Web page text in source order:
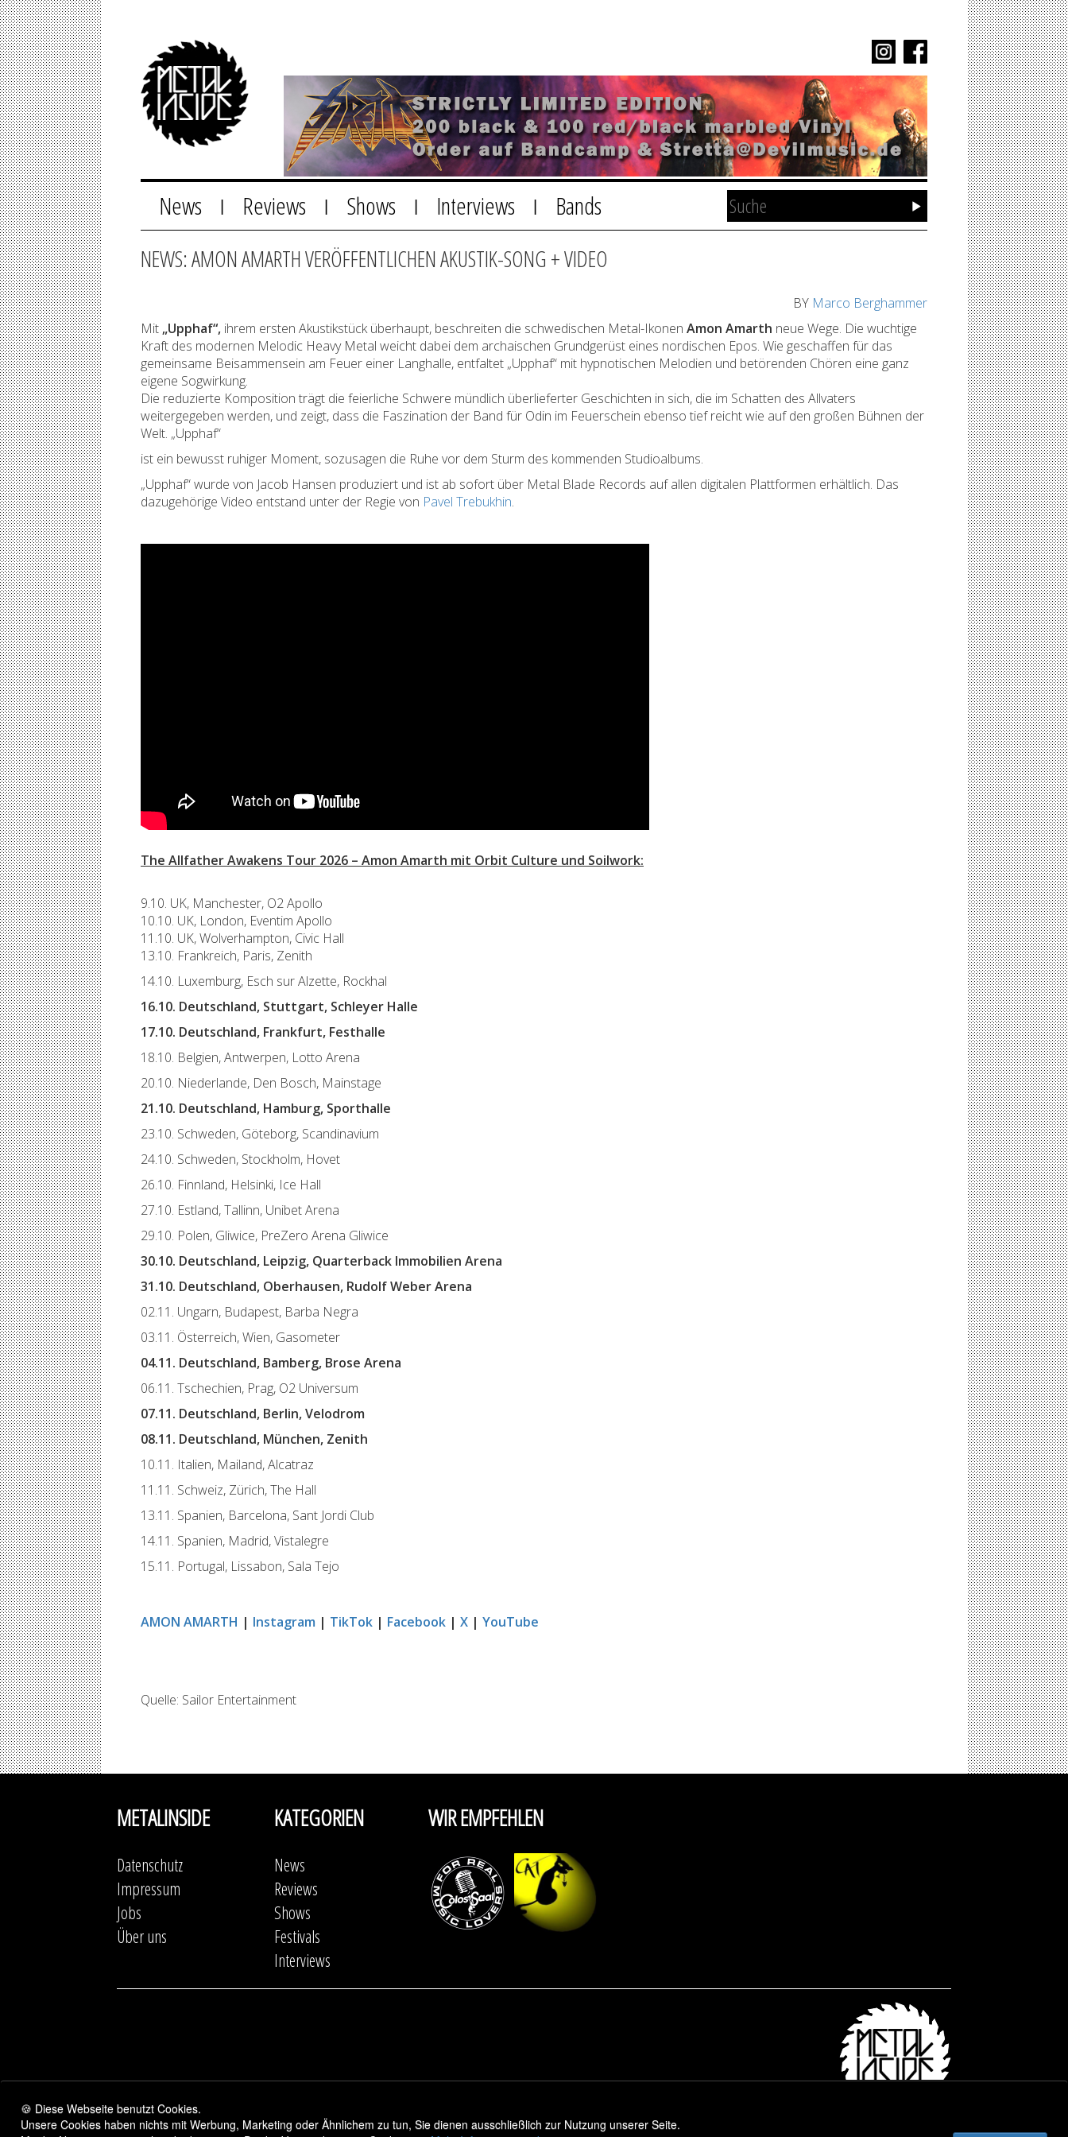
News Reviews Shows Interviews Bands
NEWS: AMON AMARTH VERÖFFENTLICHEN AKUSTIK-SONG + VIDEO
BY Marco Berghammer
Mit „Upphaf“, ihrem ersten Akustikstück überhaupt, beschreiten die schwedischen Metal-Ikonen Amon Amarth neue Wege. Die wuchtige
Kraft des modernen Melodic Heavy Metal weicht dabei dem archaischen Grundgerüst eines nordischen Epos. Wie geschaffen für das
gemeinsame Beisammensein am Feuer einer Langhalle, entfaltet „Upphaf“ mit hypnotischen Melodien und betörenden Chören eine ganz
eigene Sogwirkung.
Die reduzierte Komposition trägt die feierliche Schwere mündlich überlieferter Geschichten in sich, die im Schatten des Allvaters
weitergegeben werden, und zeigt, dass die Faszination der Band für Odin im Feuerschein ebenso tief reicht wie auf den großen Bühnen der
Welt. „Upphaf“
ist ein bewusst ruhiger Moment, sozusagen die Ruhe vor dem Sturm des kommenden Studioalbums.
„Upphaf“ wurde von Jacob Hansen produziert und ist ab sofort über Metal Blade Records auf allen digitalen Plattformen erhältlich. Das
dazugehörige Video entstand unter der Regie von Pavel Trebukhin.
The Allfather Awakens Tour 2026 – Amon Amarth mit Orbit Culture und Soilwork:
9.10. UK, Manchester, O2 Apollo
10.10. UK, London, Eventim Apollo
11.10. UK, Wolverhampton, Civic Hall
13.10. Frankreich, Paris, Zenith
14.10. Luxemburg, Esch sur Alzette, Rockhal
16.10. Deutschland, Stuttgart, Schleyer Halle
17.10. Deutschland, Frankfurt, Festhalle
18.10. Belgien, Antwerpen, Lotto Arena
20.10. Niederlande, Den Bosch, Mainstage
21.10. Deutschland, Hamburg, Sporthalle
23.10. Schweden, Göteborg, Scandinavium
24.10. Schweden, Stockholm, Hovet
26.10. Finnland, Helsinki, Ice Hall
27.10. Estland, Tallinn, Unibet Arena
29.10. Polen, Gliwice, PreZero Arena Gliwice
30.10. Deutschland, Leipzig, Quarterback Immobilien Arena
31.10. Deutschland, Oberhausen, Rudolf Weber Arena
02.11. Ungarn, Budapest, Barba Negra
03.11. Österreich, Wien, Gasometer
04.11. Deutschland, Bamberg, Brose Arena
06.11. Tschechien, Prag, O2 Universum
07.11. Deutschland, Berlin, Velodrom
08.11. Deutschland, München, Zenith
10.11. Italien, Mailand, Alcatraz
11.11. Schweiz, Zürich, The Hall
13.11. Spanien, Barcelona, Sant Jordi Club
14.11. Spanien, Madrid, Vistalegre
15.11. Portugal, Lissabon, Sala Tejo
AMON AMARTH | Instagram | TikTok | Facebook | X | YouTube
Quelle: Sailor Entertainment
METALINSIDE
Datenschutz
Impressum
Jobs
Über uns
KATEGORIEN
News
Reviews
Shows
Festivals
Interviews
WIR EMPFEHLEN
🍪 Diese Webseite benutzt Cookies.
Unsere Cookies haben nichts mit Werbung, Marketing oder Ähnlichem zu tun, Sie dienen ausschließlich zur Nutzung unserer Seite.